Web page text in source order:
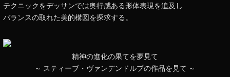
テクニックをデッサンでは奥行感ある形体表現を追及し
バランスの取れた美的構図を探求する。
精神の進化の果てを夢見て
～ スティーブ・ヴァンデンドルプの作品を見て ～